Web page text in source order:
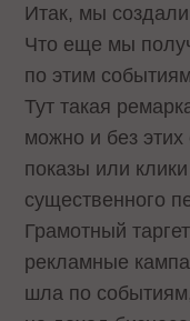
Итак, мы
Что еще мы
по этим
Тут такая
можно и без
показы или
существенного
Грамотный
рекламные
шла по